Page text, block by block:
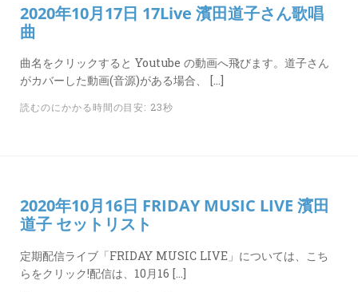
2020年10月17日 17Live 濱田道子さん歌唱
曲
曲名をクリックすると Youtube の動画へ飛びます。道子さん
がカバーした動画(音源)がある場合、 […]
読むのにかかる時間の目安: 23秒
2020年10月16日 FRIDAY MUSIC LIVE 濱田
道子 セットリスト
定期配信ライブ「FRIDAY MUSIC LIVE」については、こち
らをクリック!配信は、10月16 […]